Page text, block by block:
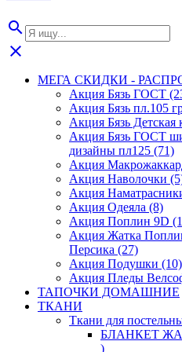
search
close
МЕГА СКИДКИ -
Акция Бязь ГОСТ
Акция Бязь пл.105
Акция Бязь Детская
Акция Бязь ГОСТ
дизайны пл125 (71)
Акция
Акция Наволочки
Акция
Акция Одеяла (8)
Акция Поплин 9D
Акция Жатка
Персика (27)
Акция Подушки (10)
Акция Пледы
ТАПОЧКИ ДОМАШНИЕ
ТКАНИ
Ткани для
БЛАНКЕТ
)